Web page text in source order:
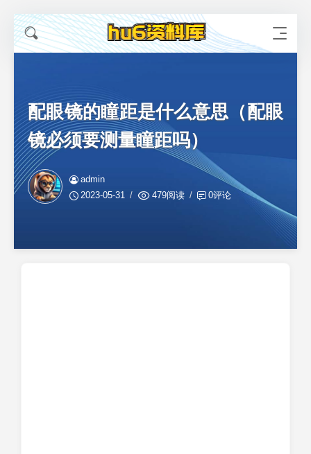
配眼镜的瞳距是什么意思（配眼
镜必须要测量瞳距吗）
admin
2023-05-31
479阅读 0评论